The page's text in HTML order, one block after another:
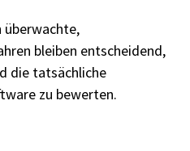
überwachte,
bleiben entscheidend,
die tatsächliche
zu bewerten.